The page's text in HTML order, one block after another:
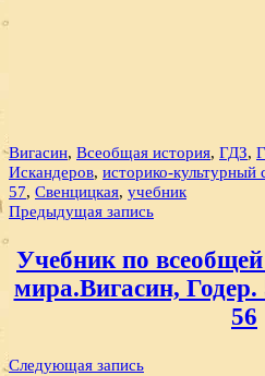
Вигасин, Всеобщая история, ГДЗ,
Искандеров, историко-культурный
57, Свенцицкая, учебник
Навигация
по
записям
Предыдущая запись
Учебник по
мира.Вигасин,
56
Следующая запись